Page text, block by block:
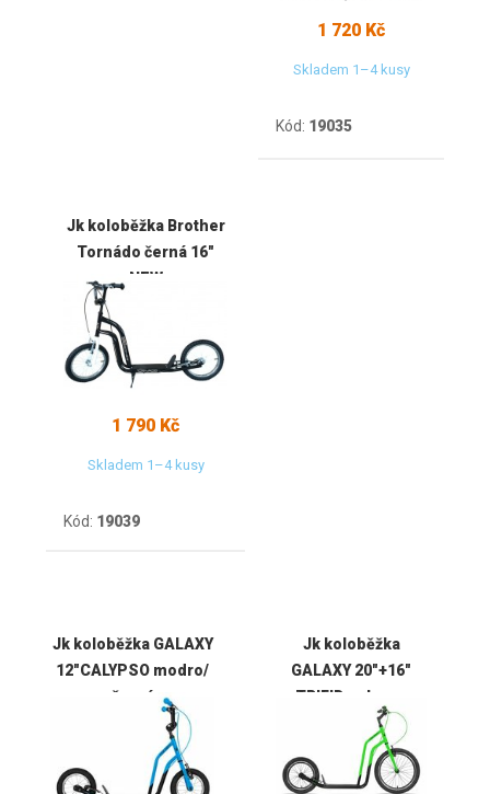
1 720 Kč
Skladem 1–4 kusy
Kód: 19035
Jk koloběžka Brother
Tornádo černá 16"
NEW
1 790 Kč
Skladem 1–4 kusy
Kód: 19039
Jk koloběžka GALAXY
12"CALYPSO modro/
černá
Jk koloběžka
GALAXY 20"+16"
TRIFID zeleno-